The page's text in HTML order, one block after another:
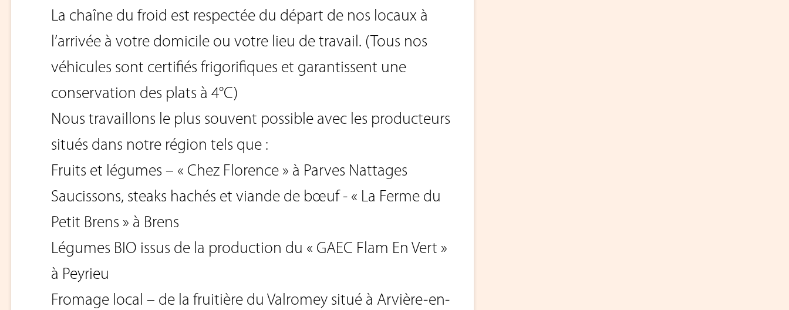
La chaîne du froid est respectée du départ de nos locaux à
l’arrivée à votre domicile ou votre lieu de travail. (Tous nos
véhicules sont certifiés frigorifiques et garantissent une
conservation des plats à 4°C)
Nous travaillons le plus souvent possible avec les producteurs
situés dans notre région tels que :
Fruits et légumes – « Chez Florence » à Parves Nattages
Saucissons, steaks hachés et viande de bœuf - « La Ferme du
Petit Brens » à Brens
Légumes BIO issus de la production du « GAEC Flam En Vert »
à Peyrieu
Fromage local – de la fruitière du Valromey situé à Arvière-en-